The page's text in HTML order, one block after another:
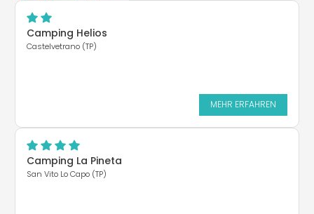
Camping Helios
Castelvetrano (TP)
MEHR ERFAHREN
Camping La Pineta
San Vito Lo Capo (TP)